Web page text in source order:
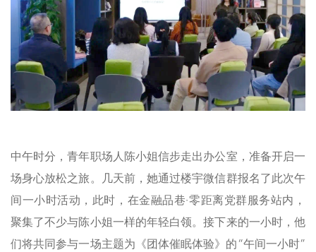
中午时分，青年职场人陈小姐信步走出办公室，准备开启一
场身心放松之旅。几天前，她通过楼宇微信群报名了此次午
间一小时活动，此时，在金融品巷·零距离党群服务站内，
聚集了不少与陈小姐一样的年轻白领。接下来的一小时，他
们将共同参与一场主题为《团体催眠体验》的“午间一小时”